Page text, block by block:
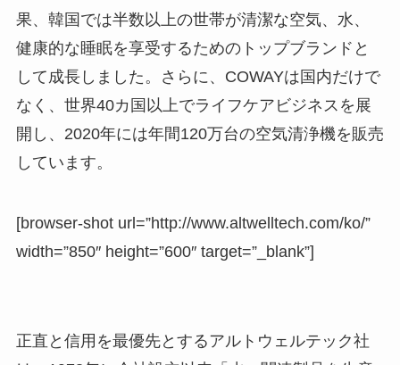
果、韓国では半数以上の世帯が清潔な空気、水、
健康的な睡眠を享受するためのトップブランドと
して成長しました。さらに、COWAYは国内だけで
なく、世界40カ国以上でライフケアビジネスを展
開し、2020年には年間120万台の空気清浄機を販売
しています。
[browser-shot url=”http://www.altwelltech.com/ko/”
width=”850″ height=”600″ target=”_blank”]
正直と信用を最優先とするアルトウェルテック社